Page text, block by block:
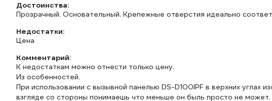
Достоинства:
Прозрачный. Основательный. Крепежные отверстия идеально
Недостатки:
Цена
Комментарий:
К недостаткам можно отнести только цену.
Из особенностей.
При использовании с вызывной панелью DS-D100IPF в верхних углах
взгляде со стороны понимаешь что меньше он быль просто не